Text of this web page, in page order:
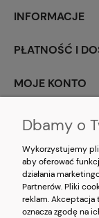
INFORMACJE
PŁATNOŚĆ I
MOJE KONTO
O NAS
Dbamy o
Wykorzystujemy
aby oferować
działania
Partnerów. Pliki
reklam. Akceptacja
oznacza zgodę na